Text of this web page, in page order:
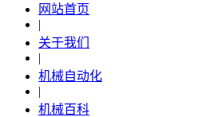
网站首页
|
关于我们
|
机械自动化
|
机械百科